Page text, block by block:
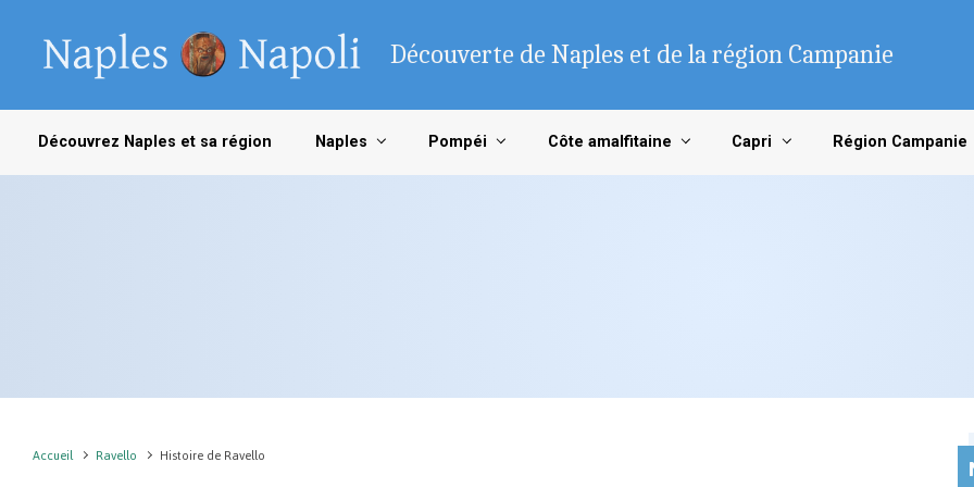
Découverte de Naples et de la région Campanie
Découvrez Naples et sa région Naples Pompéi Côte amalfitaine Capri Région Campanie
Accueil Ravello Histoire de Ravello